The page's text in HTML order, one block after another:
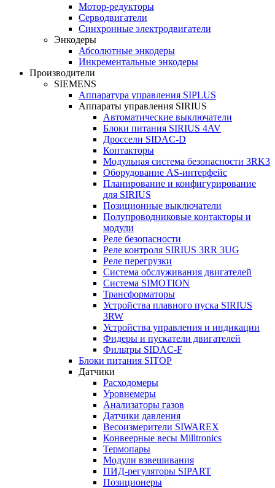
Мотор-редукторы
Серводвигатели
Синхронные электродвигатели
Энкодеры
Абсолютные энкодеры
Инкрементальные энкодеры
Производители
SIEMENS
Аппаратура управления SIPLUS
Аппараты управления SIRIUS
Автоматические выключатели
Блоки питания SIRIUS 4AV
Дроссели SIDAC-D
Контакторы
Модульная система безопасности 3RK3
Оборудование AS-интерфейс
Планирование и конфигурирование
для SIRIUS
Позиционные выключатели
Полупроводниковые контакторы и
модули
Реле безопасности
Реле контроля SIRIUS 3RR 3UG
Реле перегрузки
Сиcтема обслуживания двигателей
Система SIMOTION
Трансформаторы
Устройства плавного пуска SIRIUS
3RW
Устройства управления и индикации
Фидеры и пускатели двигателей
Фильтры SIDAC-F
Блоки питания SITOP
Датчики
Расходомеры
Уровнемеры
Анализаторы газов
Датчики давления
Весоизмерители SIWAREX
Конвеерные весы Milltronics
Термопары
Модули взвешивания
ПИД-регуляторы SIPART
Позиционеры